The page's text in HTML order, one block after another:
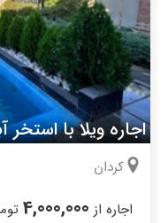
اجاره ویلا با استخر
کردان
اجاره از 4,000,000